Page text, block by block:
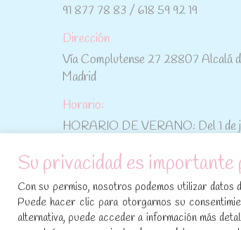
91 877 78 83 / 618 59 92 19
Dirección
Vía Complutense 27 28807 Alcalá
Madrid
Horario:
HORARIO DE VERANO: Del 1 de
No te pierdas las promociones y
suscríbete a nuestra newsletter:
Su privacidad es
Con su permiso, nosotros podemos utilizar
Puede hacer clic para otorgarnos su
alternativa, puede acceder a información más